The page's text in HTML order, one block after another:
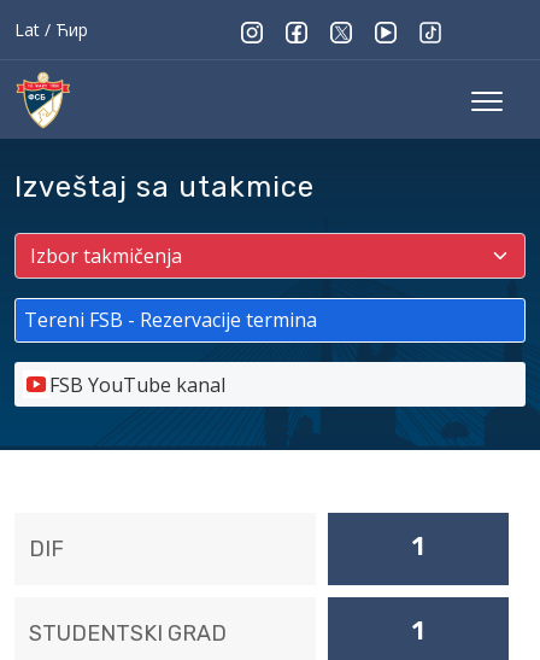
Lat / Ћир
Izveštaj sa utakmice
Tereni FSB - Rezervacije termina
FSB YouTube kanal
DIF 1
STUDENTSKI GRAD 1